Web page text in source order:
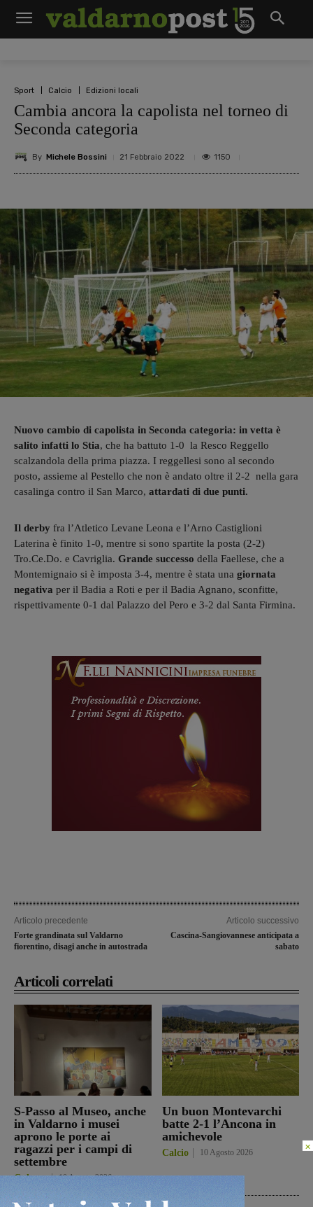
Sport Calcio Edizioni locali
Cambia ancora la capolista nel torneo di
Seconda categoria
By Michele Bossini 21 Febbraio 2022 1150
Nuovo cambio di capolista in Seconda categoria: in vetta è
salito infatti lo Stia, che ha battuto 1-0 la Resco Reggello
scalzandola della prima piazza. I reggellesi sono al secondo
posto, assieme al Pestello che non è andato oltre il 2-2 nella gara
casalinga contro il San Marco, attardati di due punti.
Il derby fra l’Atletico Levane Leona e l’Arno Castiglioni
Laterina è finito 1-0, mentre si sono spartite la posta (2-2)
Tro.Ce.Do. e Cavriglia. Grande successo della Faellese, che a
Montemignaio si è imposta 3-4, mentre è stata una giornata
negativa per il Badia a Roti e per il Badia Agnano, sconfitte,
rispettivamente 0-1 dal Palazzo del Pero e 3-2 dal Santa Firmina.
Articolo precedente
Forte grandinata sul Valdarno
fiorentino, disagi anche in autostrada
Articolo successivo
Cascina-Sangiovannese anticipata a
sabato
Articoli correlati
S-Passo al Museo, anche
in Valdarno i musei
aprono le porte ai
ragazzi per i campi di
settembre
Cultura 10 Agosto 2026
Un buon Montevarchi
batte 2-1 l’Ancona in
amichevole
Calcio 10 Agosto 2026
×